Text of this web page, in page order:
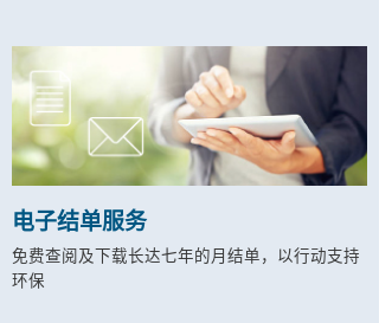
电子结单服务
免费查阅及下载长达七年的月结单，以行动支持
环保